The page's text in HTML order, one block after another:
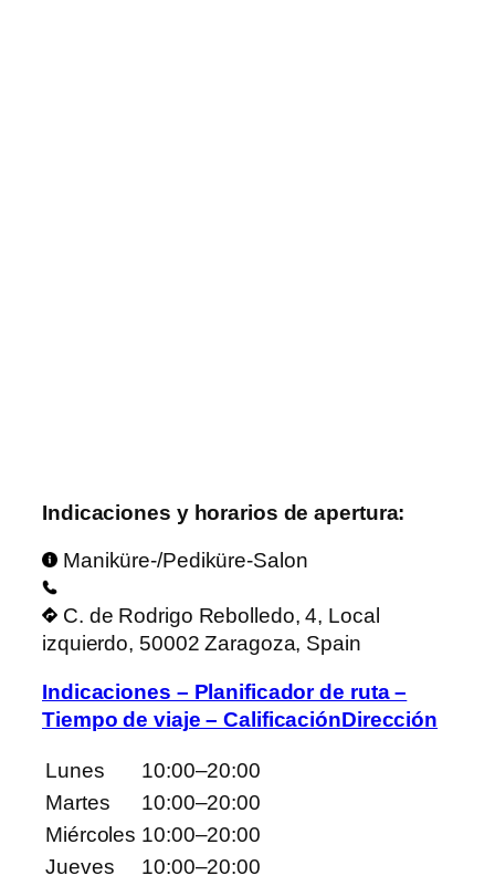
Indicaciones y horarios de apertura:
Maniküre-/Pediküre-Salon
C. de Rodrigo Rebolledo, 4, Local
izquierdo, 50002 Zaragoza, Spain
Indicaciones – Planificador de ruta –
Tiempo de viaje – CalificaciónDirección
Lunes
10:00–20:00
Martes
10:00–20:00
Miércoles 10:00–20:00
Jueves
10:00–20:00